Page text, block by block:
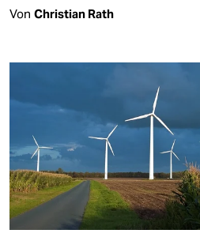
Von Christian Rath